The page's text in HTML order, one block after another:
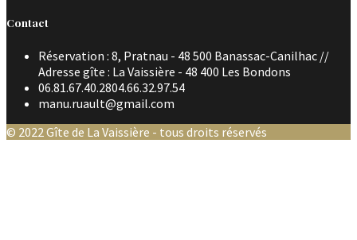
Contact
Réservation : 8, Pratnau - 48 500 Banassac-Canilhac //
Adresse gîte : La Vaissière - 48 400 Les Bondons
06.81.67.40.2804.66.32.97.54
manu.ruault@gmail.com
© 2022 Gîte de La Vaissière - tous droits réservés